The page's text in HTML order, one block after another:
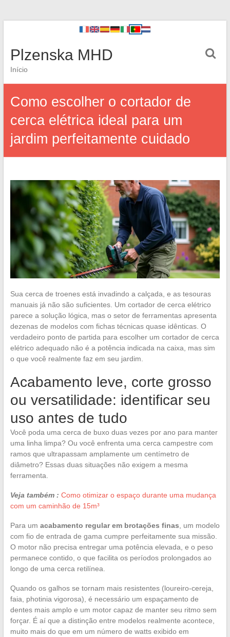
Plzenska MHD
Início
Como escolher o cortador de
cerca elétrica ideal para um
jardim perfeitamente cuidado
Sua cerca de troenes está invadindo a calçada, e as tesouras
manuais já não são suficientes. Um cortador de cerca elétrico
parece a solução lógica, mas o setor de ferramentas apresenta
dezenas de modelos com fichas técnicas quase idênticas. O
verdadeiro ponto de partida para escolher um cortador de cerca
elétrico adequado não é a potência indicada na caixa, mas sim
o que você realmente faz em seu jardim.
Acabamento leve, corte grosso
ou versatilidade: identificar seu
uso antes de tudo
Você poda uma cerca de buxo duas vezes por ano para manter
uma linha limpa? Ou você enfrenta uma cerca campestre com
ramos que ultrapassam amplamente um centímetro de
diâmetro? Essas duas situações não exigem a mesma
ferramenta.
Veja também : Como otimizar o espaço durante uma mudança
com um caminhão de 15m³
Para um acabamento regular em brotações finas , um modelo
com fio de entrada de gama cumpre perfeitamente sua missão.
O motor não precisa entregar uma potência elevada, e o peso
permanece contido, o que facilita os períodos prolongados ao
longo de uma cerca retilínea.
Quando os galhos se tornam mais resistentes (loureiro-cereja,
faia, photinia vigorosa), é necessário um espaçamento de
dentes mais amplo e um motor capaz de manter seu ritmo sem
forçar. É aí que a distinção entre modelos realmente acontece,
muito mais do que em um número de watts exibido em